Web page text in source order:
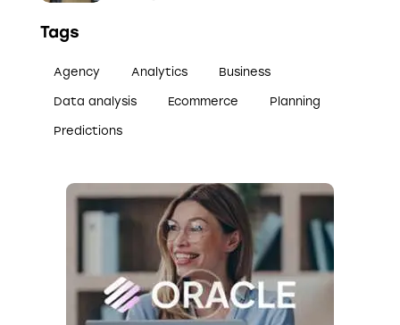
Tags
Agency Analytics Business
Data analysis Ecommerce Planning
Predictions